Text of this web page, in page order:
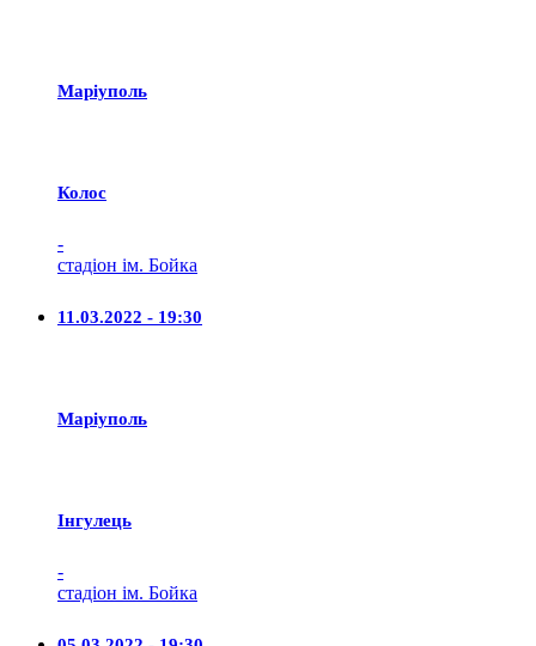
Маріуполь
Колос
-
стадіон ім. Бойка
11.03.2022 - 19:30
Маріуполь
Iнгулець
-
стадіон ім. Бойка